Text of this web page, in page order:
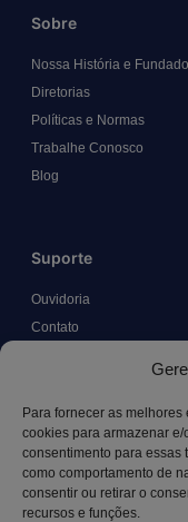
Para fornecer as
cookies para armazenar
consentimento para essas
como comportamento de
consentir ou retirar o
recursos e funções.
Sobre
Nossa História e
Diretorias
Políticas e Normas
Trabalhe Conosco
Blog
Suporte
Ouvidoria
Contato
Canal LGPD e
Contato